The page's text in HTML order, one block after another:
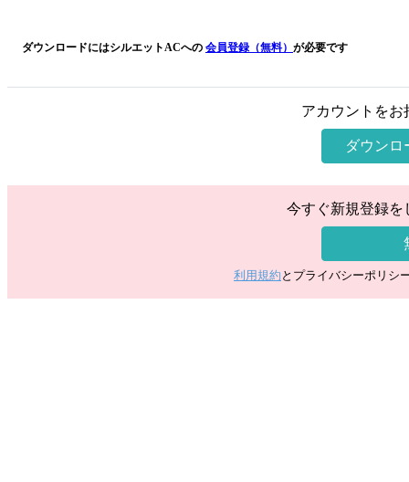
ダウンロードにはシルエットACへの 会員登録（無料） が必要です
アカウントをお
ダウンロ
今すぐ新規登録を
利用規約 とプライバシーポリシ